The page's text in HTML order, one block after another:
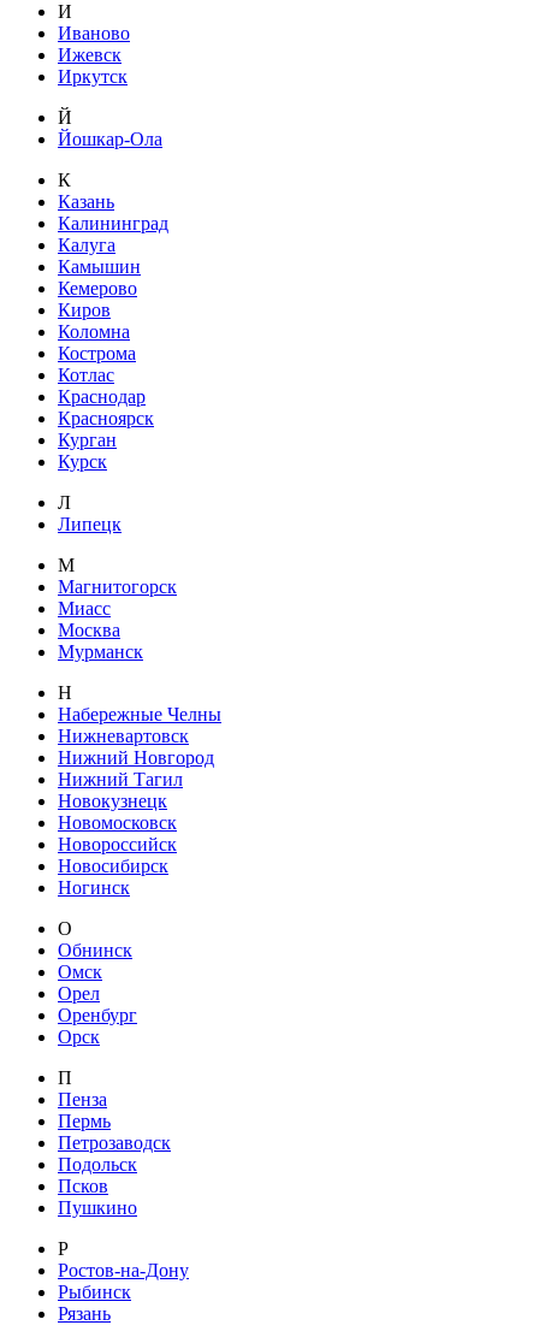
И
Иваново
Ижевск
Иркутск
Й
Йошкар-Ола
К
Казань
Калининград
Калуга
Камышин
Кемерово
Киров
Коломна
Кострома
Котлас
Краснодар
Красноярск
Курган
Курск
Л
Липецк
М
Магнитогорск
Миасс
Москва
Мурманск
Н
Набережные Челны
Нижневартовск
Нижний Новгород
Нижний Тагил
Новокузнецк
Новомосковск
Новороссийск
Новосибирск
Ногинск
О
Обнинск
Омск
Орел
Оренбург
Орск
П
Пенза
Пермь
Петрозаводск
Подольск
Псков
Пушкино
Р
Ростов-на-Дону
Рыбинск
Рязань